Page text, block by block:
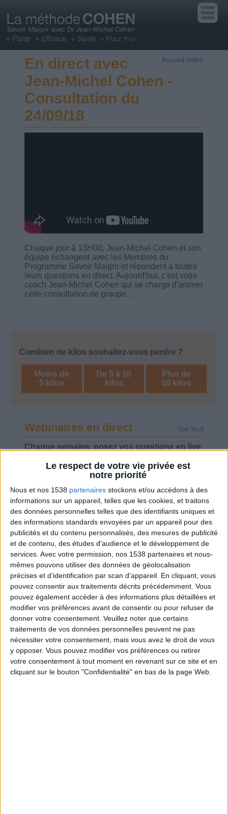
Le respect de votre vie privée est
notre priorité
Nous et nos 1538 partenaires stockons et/ou accédons à des
informations sur un appareil, telles que les cookies, et traitons
des données personnelles telles que des identifiants uniques et
des informations standards envoyées par un appareil pour des
publicités et du contenu personnalisés, des mesures de publicité
et de contenu, des études d'audience et le développement de
services. Avec votre permission, nos 1538 partenaires et nous-
mêmes pouvons utiliser des données de géolocalisation
précises et d’identification par scan d'appareil. En cliquant, vous
pouvez consentir aux traitements décrits précédemment. Vous
pouvez également accéder à des informations plus détaillées et
modifier vos préférences avant de consentir ou pour refuser de
donner votre consentement. Veuillez noter que certains
traitements de vos données personnelles peuvent ne pas
nécessiter votre consentement, mais vous avez le droit de vous
y opposer. Vous pouvez modifier vos préférences ou retirer
votre consentement à tout moment en revenant sur ce site et en
cliquant sur le bouton "Confidentialité" en bas de la page Web.
Accueil vidéo
En direct avec
Jean-Michel Cohen -
Consultation du
24/09/18
Chaque jour à 13H00, Jean-Michel Cohen et son
équipe échangent avec les Membres du
Programme Savoir Maigrir et répondent à toutes
leurs questions en direct. Aujourd'hui, c'est votre
coach Jean-Michel Cohen qui se charge d'animer
cette consultation de groupe...
Combien de kilos souhaitez-vous perdre ?
Moins de
5 kilos
De 5 à 10
kilos
Plus de
10 kilos
Webinaires en direct Voir tout
Chaque semaine, posez vos questions en live
Jean-Michel et les diététiciennes du
Peut-on remplacer la viande par des féculents
? Consultation diététique du 05/08/2026